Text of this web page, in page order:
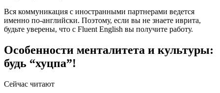
Вся коммуникация с иностранными партнерами ведется
именно по-английски. Поэтому, если вы не знаете иврита,
будьте уверены, что с Fluent English вы получите работу.
Особенности менталитета и культуры:
будь “хуцпа”!
Сейчас читают